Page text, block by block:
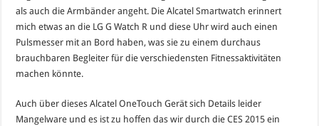
als auch die Armbänder angeht. Die Alcatel Smartwatch erinnert
mich etwas an die LG G Watch R und diese Uhr wird auch einen
Pulsmesser mit an Bord haben, was sie zu einem durchaus
brauchbaren Begleiter für die verschiedensten Fitnessaktivitäten
machen könnte.
Auch über dieses Alcatel OneTouch Gerät sich Details leider
Mangelware und es ist zu hoffen das wir durch dieCES 2015 ein